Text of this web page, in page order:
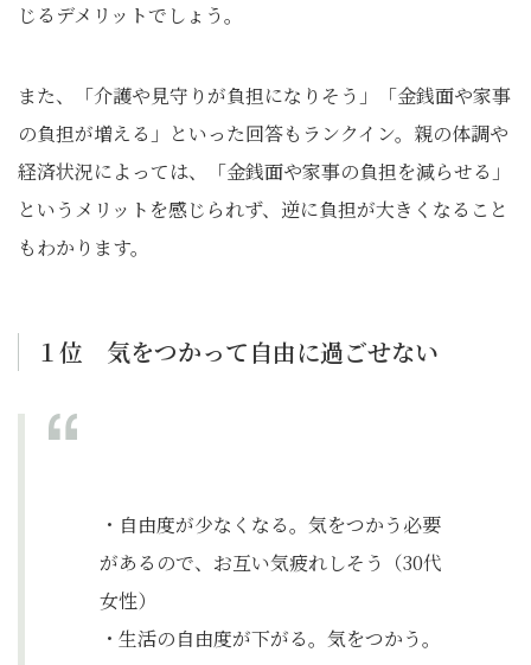
じるデメリットでしょう。
また、「介護や見守りが負担になりそう」「金銭面や家事
の負担が増える」といった回答もランクイン。親の体調や
経済状況によっては、「金銭面や家事の負担を減らせる」
というメリットを感じられず、逆に負担が大きくなること
もわかります。
１位 気をつかって自由に過ごせない
・自由度が少なくなる。気をつかう必要
があるので、お互い気疲れしそう（30代
女性）
・生活の自由度が下がる。気をつかう。